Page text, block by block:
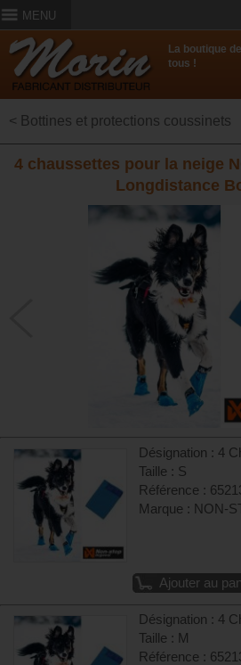
MENU
La boutique
tous !
< Bottines et protections coussinets
4 chaussettes pour la neige
Longdistance
Désignation : 4
Taille : S
Référence :
Marque : NON-
Ajouter au
Désignation : 4
Taille : M
Référence :